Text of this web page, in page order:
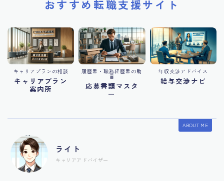
おすすめ転職支援サイト
キャリアプランの相談
キャリアプラン
案内所
履歴書・職務経歴書の助
言
応募書類マスタ
ー
年収交渉アドバイス
給与交渉ナビ
ABOUT ME
ライト
キャリアアドバイザー